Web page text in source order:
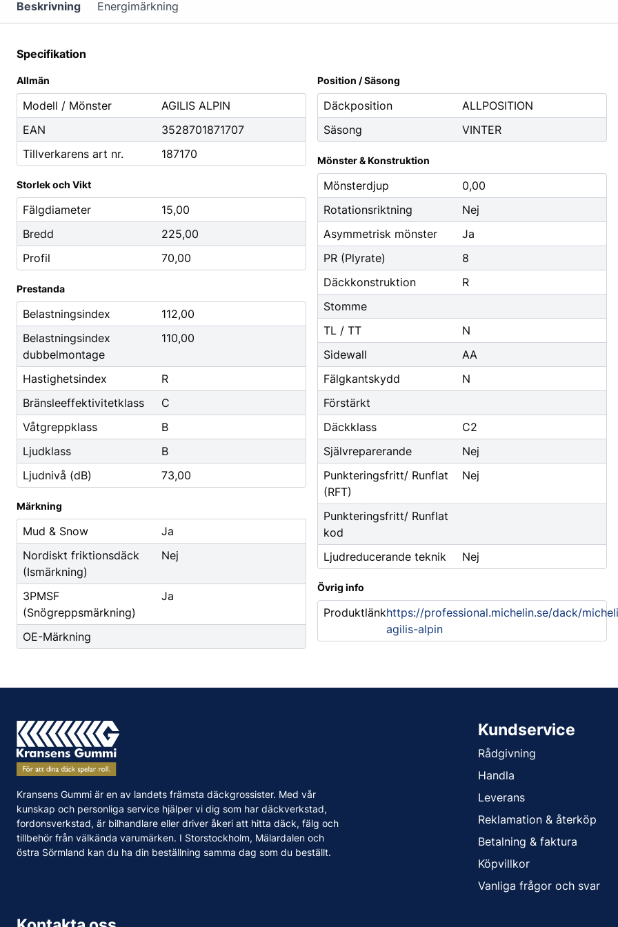
Nipplar
Smörjfett
Städ, Hygien & Kontor
Avfallshantering
Hygien
Papper
Pennor
Däcketiketter
Tejp
Batterier
Fordonsbatterier
Småbatterier
Startbooster
Fordonstillbehör
Vinter
Fritid
Fordonsbelysning
Torkarblad
Godis & Dryck
Beskrivning Energimärkning
Specifikation
Allmän
Modell / Mönster
AGILIS ALPIN
EAN
3528701871707
Tillverkarens art nr.
187170
Storlek och Vikt
Fälgdiameter
15,00
Bredd
225,00
Profil
70,00
Prestanda
Belastningsindex
112,00
Belastningsindex
dubbelmontage
110,00
Hastighetsindex
R
Bränsleeffektivitetklass
C
Våtgreppklass
B
Ljudklass
B
Ljudnivå (dB)
73,00
Märkning
Mud & Snow
Ja
Nordiskt friktionsdäck
(Ismärkning)
Nej
3PMSF
(Snögreppsmärkning)
Ja
OE-Märkning
Position / Säsong
Däckposition
ALLPOSITION
Säsong
VINTER
Mönster & Konstruktion
Mönsterdjup
0,00
Rotationsriktning
Nej
Asymmetrisk mönster
Ja
PR (Plyrate)
8
Däckkonstruktion
R
Stomme
TL / TT
N
Sidewall
AA
Fälgkantskydd
N
Förstärkt
Däckklass
C2
Självreparerande
Nej
Punkteringsfritt/ Runflat
(RFT)
Nej
Punkteringsfritt/ Runflat
kod
Ljudreducerande teknik
Nej
Övrig info
Produktlänkhttps://professional.michelin.se/dack/
agilis-alpin
Kransens Gummi är en av landets främsta däckgrossister. Med vår
kunskap och personliga service hjälper vi dig som har däckverkstad,
fordonsverkstad, är bilhandlare eller driver åkeri att hitta däck, fälg och
tillbehör från välkända varumärken. I Storstockholm, Mälardalen och
östra Sörmland kan du ha din beställning samma dag som du beställt.
Kundservice
Rådgivning
Handla
Leverans
Reklamation & återköp
Betalning & faktura
Köpvillkor
Vanliga frågor och svar